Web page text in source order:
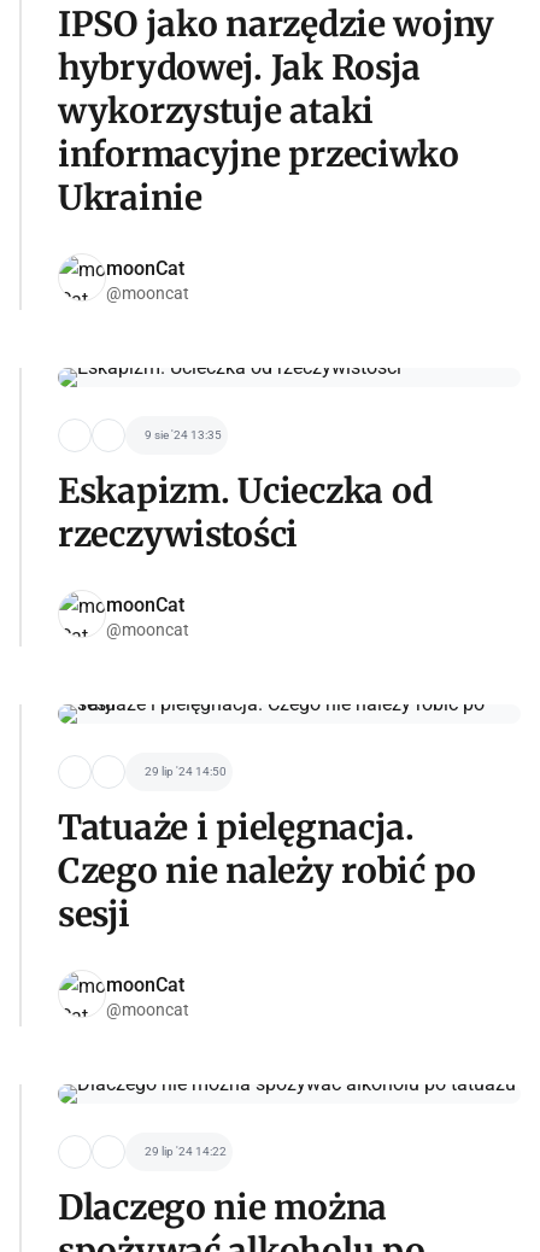
IPSO jako narzędzie wojny
hybrydowej. Jak Rosja
wykorzystuje ataki
informacyjne przeciwko
Ukrainie
moonCat
@mooncat
9 sie '24 13:35
Eskapizm. Ucieczka od
rzeczywistości
moonCat
@mooncat
29 lip '24 14:50
Tatuaże i pielęgnacja.
Czego nie należy robić po
sesji
moonCat
@mooncat
29 lip '24 14:22
Dlaczego nie można